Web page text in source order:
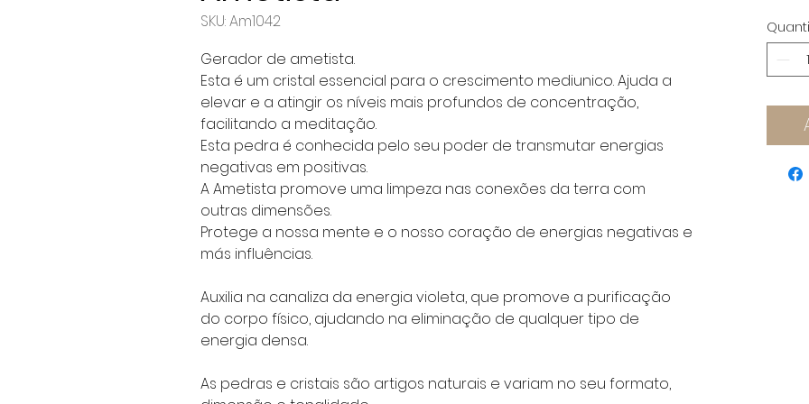
SKU: Am1042
Gerador de ametista.
Esta é um cristal essencial para o crescimento mediunico. Ajuda a
elevar e a atingir os níveis mais profundos de concentração,
facilitando a meditação.
Esta pedra é conhecida pelo seu poder de transmutar energias
negativas em positivas.
A Ametista promove uma limpeza nas conexões da terra com
outras dimensões.
Protege a nossa mente e o nosso coração de energias negativas e
más influências.
Auxilia na canaliza da energia violeta, que promove a purificação
do corpo físico, ajudando na eliminação de qualquer tipo de
energia densa.
As pedras e cristais são artigos naturais e variam no seu formato,